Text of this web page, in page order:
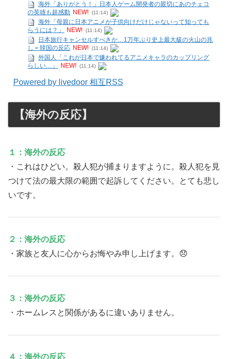
海外「ありがとう！」日本人ゲーム開発者の親切にあのチェコ
の英雄も超感動 NEW! (11:14)
海外「母親に日本アニメが子供向けだけじゃないって知っても
らうには？」
NEW! (11:14)
日本旅行キャンセルすべきか…1万年ぶり史上最大級の火山の兆
し＝韓国の反応 NEW! (11:14)
外国人「これが日本で嫌われてるアニメキャラのカップリング
らしい…」
NEW! (11:14)
Powered by livedoor 相互RSS
【海外の反応】
１：海外の反応
・これはひどい。殺人犯が捕まりますように。殺人犯を見
つけて法の最大限の範囲で起訴してください。とても悲し
いです。
２：海外の反応
・家族と友人に心からお悔やみ申し上げます。😞
３：海外の反応
・ホームレスと関係があるに違いありません。
４：海外の反応